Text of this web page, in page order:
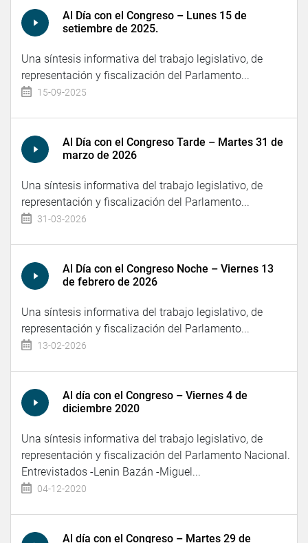
Al Día con el Congreso – Lunes 15 de
setiembre de 2025.
Una síntesis informativa del trabajo legislativo, de
representación y fiscalización del Parlamento...
15-09-2025
Al Día con el Congreso Tarde – Martes 31 de
marzo de 2026
Una síntesis informativa del trabajo legislativo, de
representación y fiscalización del Parlamento...
31-03-2026
Al Día con el Congreso Noche – Viernes 13
de febrero de 2026
Una síntesis informativa del trabajo legislativo, de
representación y fiscalización del Parlamento...
13-02-2026
Al día con el Congreso – Viernes 4 de
diciembre 2020
Una síntesis informativa del trabajo legislativo, de
representación y fiscalización del Parlamento Nacional.
Entrevistados -Lenin Bazán -Miguel...
04-12-2020
Al día con el Congreso – Martes 29 de